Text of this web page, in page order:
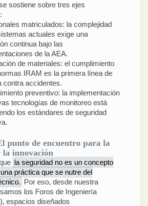
sostiene sobre tres ejes
matriculados: la complejidad
actuales exige una
continua bajo las
de la AEA.
de materiales: el cumplimiento
IRAM es la primera línea de
contra accidentes.
preventivo: la implementación
tecnologías de monitoreo está
los estándares de seguridad
punto de encuentro para la
la innovación
la seguridad no es un concepto
práctica que se nutre del
Por eso, desde nuestra
los Foros de Ingeniería
espacios diseñados